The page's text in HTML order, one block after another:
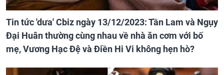
Tin tức 'dưa' Cbiz ngày 13/12/2023: Tần Lam và Ngụy
Đại Huân thường cùng nhau về nhà ăn cơm với bố
mẹ, Vương Hạc Đệ và Điền Hi Vi không hẹn hò?